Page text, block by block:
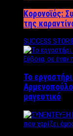
Κορονοϊός:
της
SUCCESS
Το
μαγευτικό